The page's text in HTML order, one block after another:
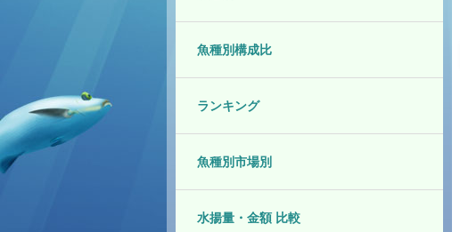
魚種別構成比
ランキング
魚種別市場別
水揚量・金額 比較